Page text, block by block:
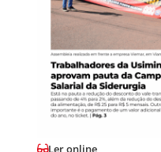
Ler online